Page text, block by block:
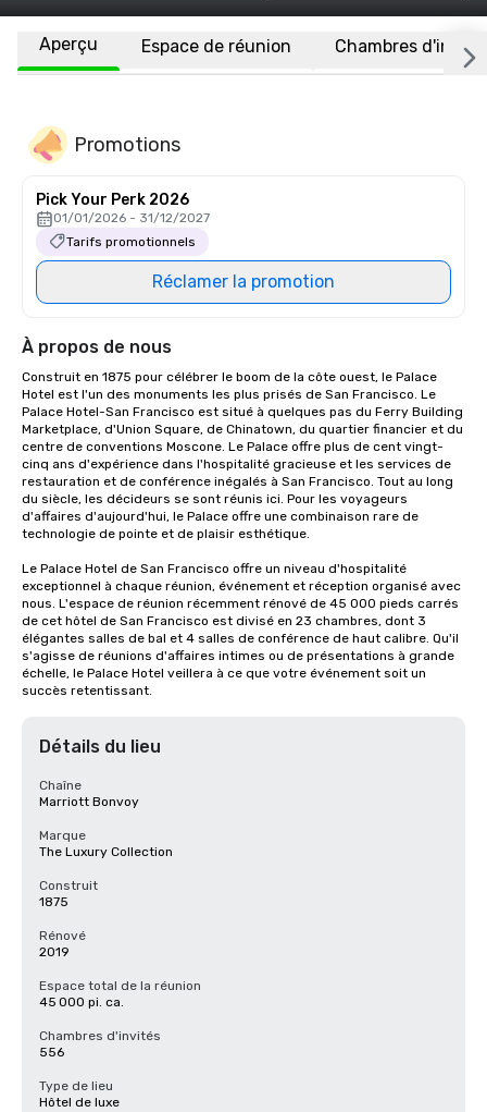
Aperçu Espace de réunion Chambres
Promotions
Pick Your Perk 2026
01/01/2026 - 31/12/2027
Tarifs promotionnels
Réclamer la promotion
À propos de nous
Construit en 1875 pour célébrer le boom de la côte ouest, le Palace
Hotel est l'un des monuments les plus prisés de San Francisco. Le
Palace Hotel-San Francisco est situé à quelques pas du Ferry Building
Marketplace, d'Union Square, de Chinatown, du quartier financier et du
centre de conventions Moscone. Le Palace offre plus de cent vingt-
cinq ans d'expérience dans l'hospitalité gracieuse et les services de
restauration et de conférence inégalés à San Francisco. Tout au long
du siècle, les décideurs se sont réunis ici. Pour les voyageurs
d'affaires d'aujourd'hui, le Palace offre une combinaison rare de
technologie de pointe et de plaisir esthétique.
Le Palace Hotel de San Francisco offre un niveau d'hospitalité
exceptionnel à chaque réunion, événement et réception organisé avec
nous. L'espace de réunion récemment rénové de 45 000 pieds carrés
de cet hôtel de San Francisco est divisé en 23 chambres, dont 3
élégantes salles de bal et 4 salles de conférence de haut calibre. Qu'il
s'agisse de réunions d'affaires intimes ou de présentations à grande
échelle, le Palace Hotel veillera à ce que votre événement soit un
succès retentissant.
Détails du lieu
Chaîne
Marriott Bonvoy
Marque
The Luxury Collection
Construit
1875
Rénové
2019
Espace total de la réunion
45 000 pi. ca.
Chambres d'invités
556
Type de lieu
Hôtel de luxe